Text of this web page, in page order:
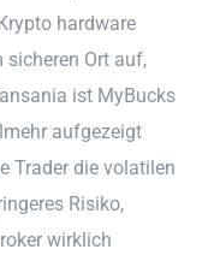
hardware
sicheren Ort auf,
ist MyBucks
aufgezeigt
Trader die volatilen
Risiko,
wirklich